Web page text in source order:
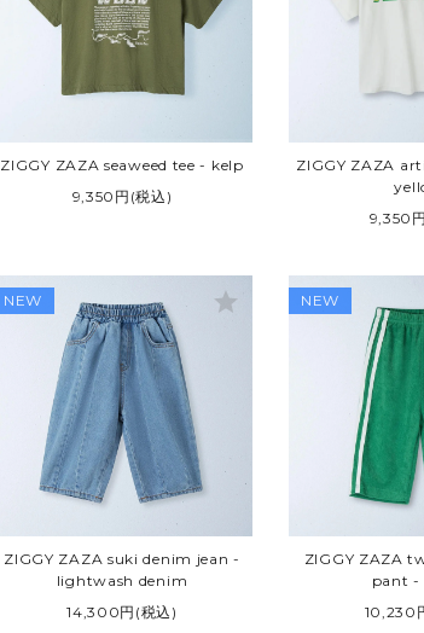
VINTAGE / USED
ZIGGY ZAZA seaweed tee - kelp
9,350円(税込)
ZIGGY ZAZA
9,350
NEW
ZIGGY ZAZA suki denim jean -
lightwash denim
14,300円(税込)
star NEW
ZIGGY ZAZA
pant -
10,230